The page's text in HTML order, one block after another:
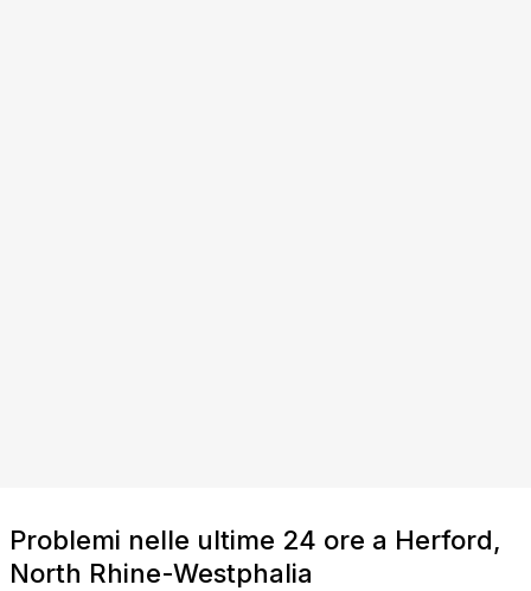
Problemi nelle ultime 24 ore a Herford,
North Rhine-Westphalia